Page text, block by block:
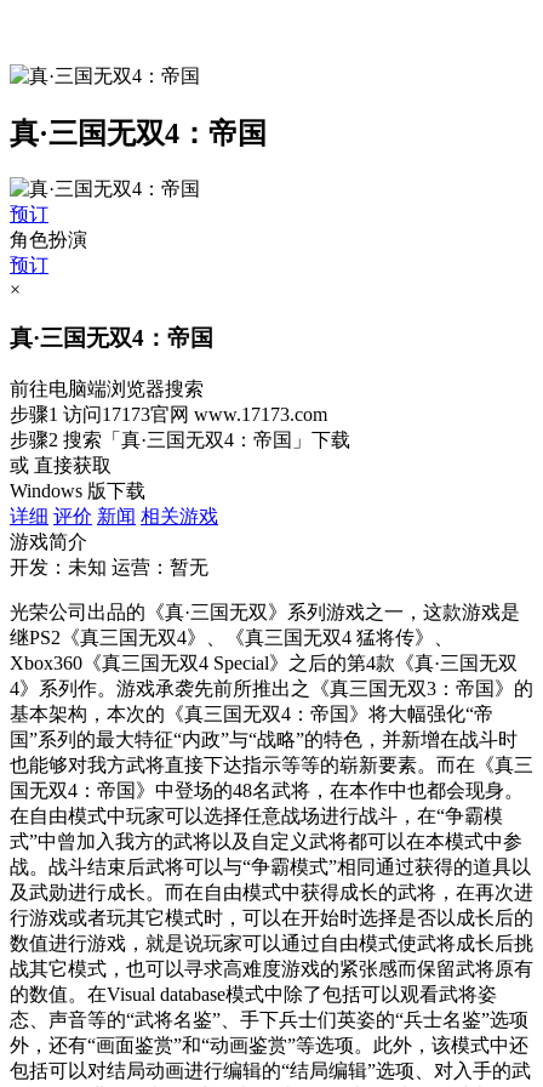
真·三国无双4：帝国
预订
角色扮演
预订
×
真·三国无双4：帝国
前往电脑端浏览器搜索
步骤1 访问17173官网 www.17173.com
步骤2 搜索 「真·三国无双4：帝国」 下载
或 直接获取
Windows 版下载
详细 评价 新闻 相关游戏
游戏简介
开发：未知 运营：暂无
光荣公司出品的《真·三国无双》系列游戏之一，这款游戏是
继PS2《真三国无双4》、《真三国无双4 猛将传》、
Xbox360《真三国无双4 Special》之后的第4款《真·三国无双
4》系列作。游戏承袭先前所推出之《真三国无双3：帝国》的
基本架构，本次的《真三国无双4：帝国》将大幅强化“帝
国”系列的最大特征“内政”与“战略”的特色，并新增在战斗时
也能够对我方武将直接下达指示等等的崭新要素。而在《真三
国无双4：帝国》中登场的48名武将，在本作中也都会现身。
在自由模式中玩家可以选择任意战场进行战斗，在“争霸模
式”中曾加入我方的武将以及自定义武将都可以在本模式中参
战。战斗结束后武将可以与“争霸模式”相同通过获得的道具以
及武勋进行成长。而在自由模式中获得成长的武将，在再次进
行游戏或者玩其它模式时，可以在开始时选择是否以成长后的
数值进行游戏，就是说玩家可以通过自由模式使武将成长后挑
战其它模式，也可以寻求高难度游戏的紧张感而保留武将原有
的数值。在Visual database模式中除了包括可以观看武将姿
态、声音等的“武将名鉴”、手下兵士们英姿的“兵士名鉴”选项
外，还有“画面鉴赏”和“动画鉴赏”等选项。此外，该模式中还
包括可以对结局动画进行编辑的“结局编辑”选项、对入手的武